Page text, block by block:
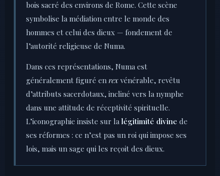
bois sacré des environs de Rome. Cette scène
symbolise la médiation entre le monde des
hommes et celui des dieux — fondement de
l’autorité religieuse de Numa.
Dans ces représentations, Numa est
généralement figuré en rex vénérable, revêtu
d’attributs sacerdotaux, incliné vers la nymphe
dans une attitude de réceptivité spirituelle.
L’iconographie insiste sur la légitimité divine de
ses réformes : ce n’est pas un roi qui impose ses
lois, mais un sage qui les reçoit des dieux.